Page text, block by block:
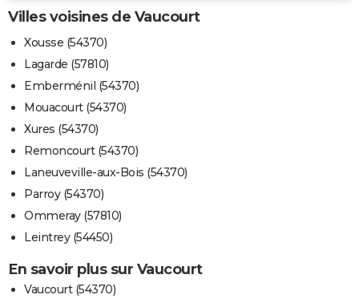
Villes voisines de Vaucourt
Xousse (54370)
Lagarde (57810)
Emberménil (54370)
Mouacourt (54370)
Xures (54370)
Remoncourt (54370)
Laneuveville-aux-Bois (54370)
Parroy (54370)
Ommeray (57810)
Leintrey (54450)
En savoir plus sur Vaucourt
Vaucourt (54370)